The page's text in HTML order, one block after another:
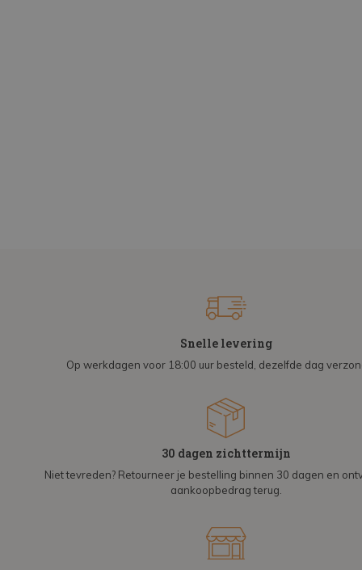
Snelle levering
Op werkdagen voor 18:00 uur besteld, dezelfde dag
30 dagen zichttermijn
Niet tevreden? Retourneer je bestelling binnen 30 dagen en
aankoopbedrag terug.